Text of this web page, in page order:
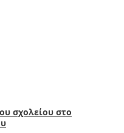
σχολείου στο